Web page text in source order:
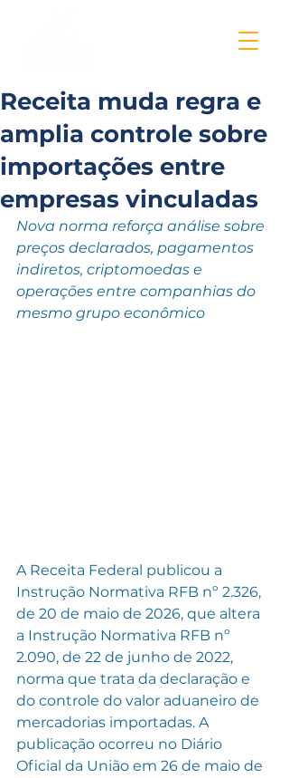
Receita muda regra e
amplia controle sobre
importações entre
empresas vinculadas
Nova norma reforça análise sobre
preços declarados, pagamentos
indiretos, criptomoedas e
operações entre companhias do
mesmo grupo econômico
A Receita Federal publicou a
Instrução Normativa RFB nº 2.326,
de 20 de maio de 2026, que altera
a Instrução Normativa RFB nº
2.090, de 22 de junho de 2022,
norma que trata da declaração e
do controle do valor aduaneiro de
mercadorias importadas. A
publicação ocorreu no Diário
Oficial da União em 26 de maio de